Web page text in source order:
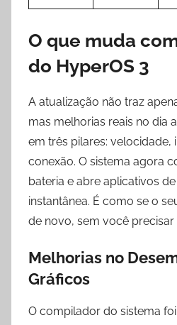
O que muda
do HyperOS 3
A atualização não traz
mas melhorias reais no dia
em três pilares: velocidade,
conexão. O sistema agora
bateria e abre aplicativos
instantânea. É como se o
de novo, sem você precisar
Melhorias no
Gráficos
O compilador do sistema